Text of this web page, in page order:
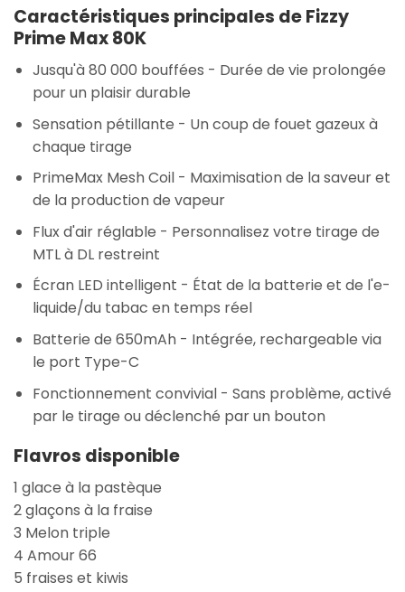
Caractéristiques principales de Fizzy
Prime Max 80K
Jusqu'à 80 000 bouffées - Durée de vie prolongée
pour un plaisir durable
Sensation pétillante - Un coup de fouet gazeux à
chaque tirage
PrimeMax Mesh Coil- Maximisation de la saveur et
de la production de vapeur
Flux d'air réglable - Personnalisez votre tirage de
MTL à DL restreint
Écran LED intelligent - État de la batterie et de l'e-
liquide/du tabac en temps réel
Batterie de 650mAh- Intégrée, rechargeable via
le port Type-C
Fonctionnement convivial- Sans problème, activé
par le tirage ou déclenché par un bouton
Flavros disponible
1 glace à la pastèque
2 glaçons à la fraise
3 Melon triple
4 Amour 66
5 fraises et kiwis